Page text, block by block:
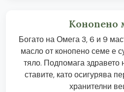
Конопено
Богато на Омега 3, 6 и 9
масло от конопено семе е
тяло. Подпомага здравето
ставите, като осигурява
хранителни